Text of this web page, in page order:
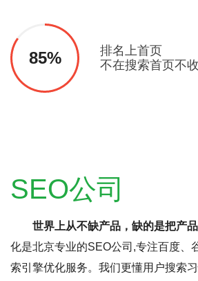
85%
排名上首页
不在搜索首页不
SEO公司
世界上从不缺产品，缺的是把产
化是北京专业的SEO公司,专注百度、
索引擎优化服务。我们更懂用户搜索